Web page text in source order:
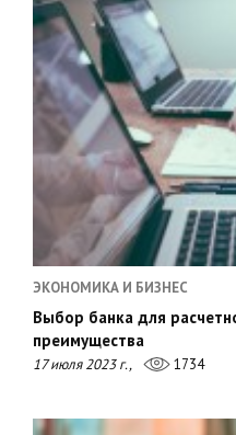
ЭКОНОМИКА И БИЗНЕС
Выбор банка для
преимущества
17 июля 2023 г., 1734